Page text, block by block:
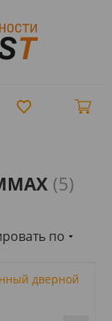
(5)
по
дверной